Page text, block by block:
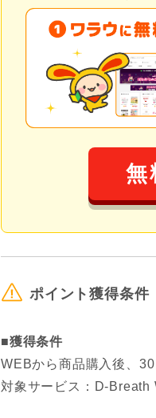
無
ポイント獲得条件
■獲得条件
WEBから商品購入後、
対象サービス：D-Breath